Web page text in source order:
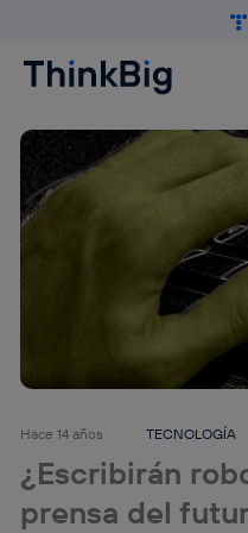
Hace 14 años TECNOLOGÍA
¿Escribirán
prensa del